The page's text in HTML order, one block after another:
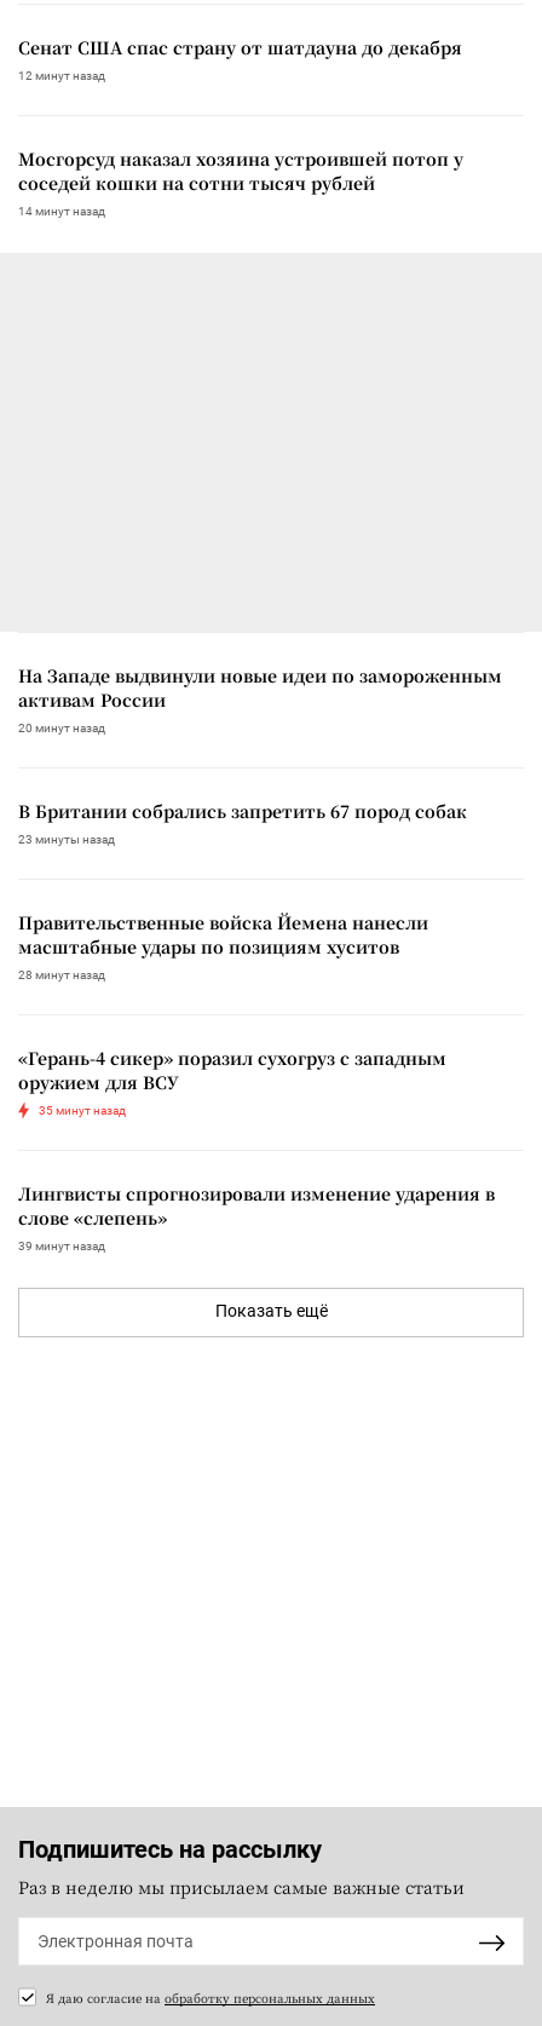
Сенат США спас страну от шатдауна до декабря
12 минут назад
Мосгорсуд наказал хозяина устроившей потоп у
соседей кошки на сотни тысяч рублей
14 минут назад
На Западе выдвинули новые идеи по замороженным
активам России
20 минут назад
В Британии собрались запретить 67 пород собак
23 минуты назад
Правительственные войска Йемена нанесли
масштабные удары по позициям хуситов
28 минут назад
«Герань-4 сикер» поразил сухогруз с западным
оружием для ВСУ
35 минут назад
Лингвисты спрогнозировали изменение ударения в
слове «слепень»
39 минут назад
Показать ещё
Подпишитесь на рассылку
Раз в неделю мы присылаем самые важные статьи
Я даю согласие на обработку персональных данных